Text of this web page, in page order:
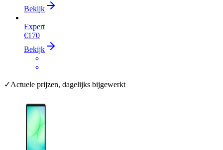
Bekijk
Expert
€170
Bekijk
✓Actuele prijzen, dagelijks bijgewerkt